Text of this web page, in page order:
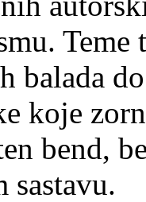
balada
koje
bend,
sastavu.